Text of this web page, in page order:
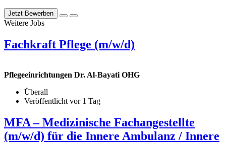
Jetzt Bewerben
Weitere Jobs
Fachkraft Pflege (m/w/d)
Pflegeeinrichtungen Dr. Al-Bayati OHG
Überall
Veröffentlicht vor 1 Tag
MFA – Medizinische Fachangestellte
(m/w/d) für die Innere Ambulanz / Innere